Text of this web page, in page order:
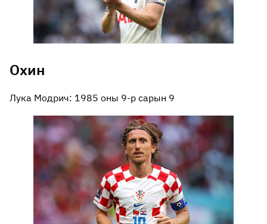
Охин
Лука Модрич: 1985 оны 9-р сарын 9